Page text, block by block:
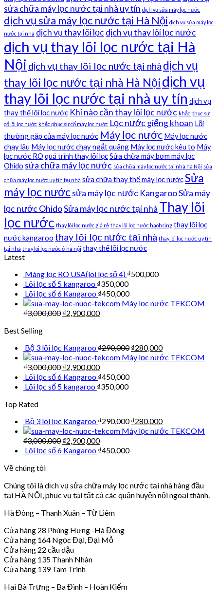
sửa chữa máy lọc nước tại nhà uy tín dịch vụ sửa máy lọc nước
dịch vụ sửa máy lọc nước tại Hà Nội dịch vụ sửa máy lọc
nước tại nhà dịch vụ thay lõi lọc dịch vụ thay lõi lọc nước
dịch vụ thay lõi lọc nước tại Hà
Nội dịch vụ thay lõi lọc nước tại nhà dịch vụ
thay lõi lọc nước tại nhà Hà Nộidịch vụ
thay lõi lọc nước tại nhà uy tín dịch vụ
thay thế lõi lọc nước Khi nào cần thay lõi lọc nước khắc phục sự
cố lõi lọc nước khắc phục sự cố máy lọc nước Lọc nước giếng khoan Lỗi
thường gặp của máy lọc nước Máy lọc nước Máy lọc nước
chạy lâu Máy lọc nước chạy ngắt quãng Máy lọc nước kêu to Máy
lọc nước RO quá trình thay lõi lọcSửa chữa máy bơm máy lọc
Ohido sửa chữa máy lọc nước sửa chữa máy lọc nước tại nhà hà Nội sửa
chữa máy lọc nước uy tín tại nhà sửa chữa thay thế máy lọc nướcSửa
máy lọc nướcsửa máy lọc nước KangarooSửa máy
lọc nước OhidoSửa máy lọc nước tại nhà Thay lõi
lọc nước thay lõi lọc nước giá rẻ thay lõi lọc nước haohsing thay lõi lọc
nước kangaroo thay lõi lọc nước tại nhà thay lõi lọc nước uy tín
tại nhà thay lõi lọc nước ở hà nội thay thế lõi lọc nước
Latest
Màng lọc RO USA(lõi lọc số 4) ₫500,000
Lõi lọc số 5 kangaroo ₫350,000
Lõi lọc số 6 Kangaroo ₫450,000
Máy lọc nước TEKCOM
₫3,000,000 ₫2,900,000
Best Selling
Bộ 3 lõi lọc Kangaroo₫290,000 ₫280,000
Máy lọc nước TEKCOM
₫3,000,000 ₫2,900,000
Lõi lọc số 6 Kangaroo ₫450,000
Lõi lọc số 5 kangaroo ₫350,000
Top Rated
Bộ 3 lõi lọc Kangaroo₫290,000 ₫280,000
Máy lọc nước TEKCOM
₫3,000,000 ₫2,900,000
Lõi lọc số 6 Kangaroo ₫450,000
Về chúng tôi
Chúng tôi là dịch vụ sửa chữa máy lọc nước tại nhà hàng đầu
tại HÀ NỘI, phục vụ tại tất cả các quận huyện nội ngoại thành.
Hà Đông – Thanh Xuân – Từ Liêm
Cửa hàng 28 Phùng Hưng -Hà Đông
Cửa hàng 164 Ngọc Đại, Đại Mỗ
Cửa hàng 22 cầu dậu
Cửa hàng 135 Thanh Nhàn
Cửa hàng 139 Tam Trinh
Hai Bà Trưng – Ba Đình – Hoàn Kiếm